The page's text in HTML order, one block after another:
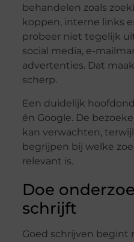
behandelen zoals
koppen, interne links
probeer niet tegelijk
social media, e-
advertenties. Dat
scherp.
Een duidelijk
én Google. De
kan verwachten,
begrijpen bij welke
relevant is.
Doe
schrijft
Goed schrijven begint